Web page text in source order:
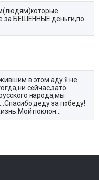
за БЕШЕННЫЕ деньги,по
в этом аду.Я не
сейчас,зато
народа,мы
деду за победу!
поклон...